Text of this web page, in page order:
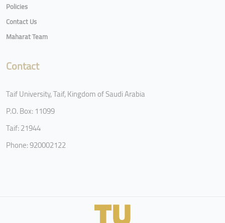
Policies
Contact Us
Maharat Team
Contact
Taif University, Taif, Kingdom of Saudi Arabia
P.O. Box: 11099
Taif: 21944
Phone: 920002122